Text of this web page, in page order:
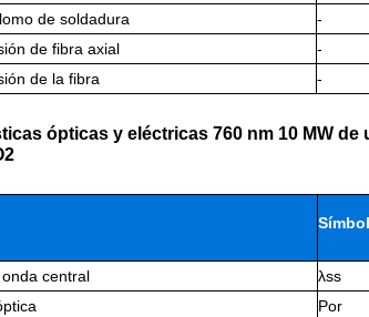
de soldadura
-
de fibra axial
-
de la fibra
-
ópticas y eléctricas 760 nm 10 MW
central λss
Por